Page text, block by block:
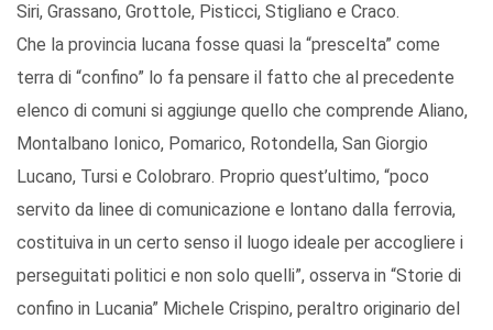
Siri, Grassano, Grottole, Pisticci, Stigliano e Craco.
Che la provincia lucana fosse quasi la “prescelta” come
terra di “confino” lo fa pensare il fatto che al precedente
elenco di comuni si aggiunge quello che comprende Aliano,
Montalbano Ionico, Pomarico, Rotondella, San Giorgio
Lucano, Tursi e Colobraro. Proprio quest’ultimo, “poco
servito da linee di comunicazione e lontano dalla ferrovia,
costituiva in un certo senso il luogo ideale per accogliere i
perseguitati politici e non solo quelli”, osserva in “Storie di
confino in Lucania” Michele Crispino, peraltro originario del